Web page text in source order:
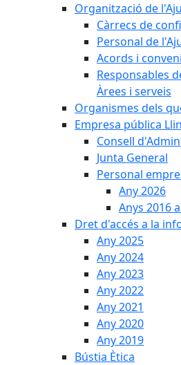
Organització de
Càrrecs de
Personal de
Acords i
Responsables
Àrees i serveis
Organismes dels
Empresa pública
Consell
Junta General
Personal
Any 2026
Anys 2016
Dret d'accés a la
Any 2025
Any 2024
Any 2023
Any 2022
Any 2021
Any 2020
Any 2019
Bústia Ètica